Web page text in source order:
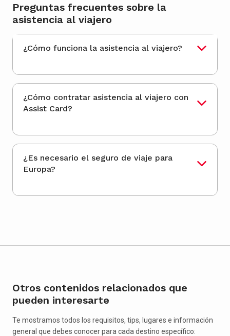
Preguntas frecuentes sobre la
asistencia al viajero
¿Cómo funciona la asistencia al viajero?
¿Cómo contratar asistencia al viajero con
Assist Card?
¿Es necesario el seguro de viaje para
Europa?
Otros contenidos relacionados que
pueden interesarte
Te mostramos todos los requisitos, tips, lugares e información
general que debes conocer para cada destino específico: